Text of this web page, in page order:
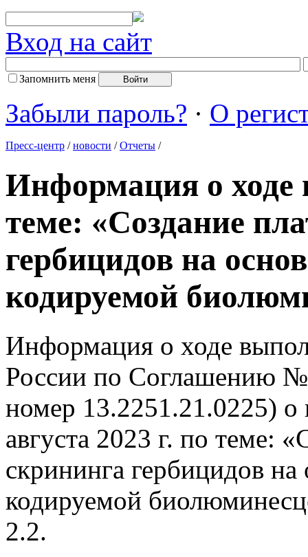
Вход на сайт
Запомнить меня
Забыли пароль? · О
Пресс-центр /новости /Отчеты /
Информация о ходе
теме: «Создание
гербицидов на
кодируемой
Информация о ходе
России по Соглашению
номер 13.2251.21.0225) о
августа 2023 г. по теме:
скрининга гербицидов на
кодируемой
2.2.